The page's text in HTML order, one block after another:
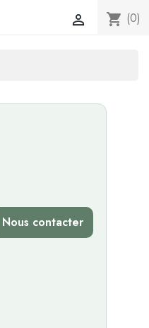
shopping_cart (0)

Nous contacter